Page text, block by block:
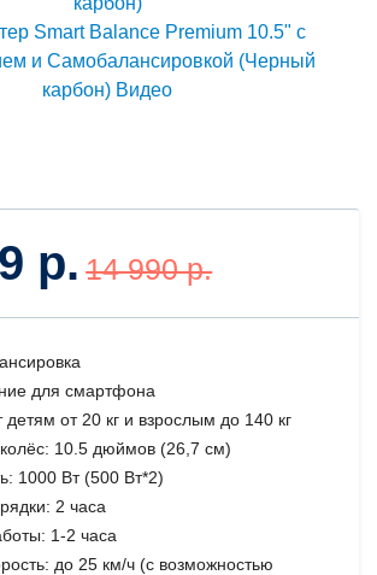
р. 14 990 р.
для смартфона
детям от 20 кг и взрослым до 140 кг
10.5 дюймов (26,7 см)
1000 Вт (500 Вт*2)
2 часа
1-2 часа
до 25 км/ч (с возможностью